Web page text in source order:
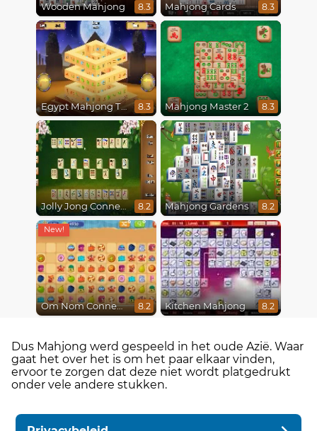
Wooden Mahjong 8.3 Mahjong Cards 8.3
Egypt Mahjong Triple Dimensions 8.3 Mahjong Master 2 8.3
Jolly Jong Connect 8.2 Mahjong Gardens 8.2
Om Nom Connect Classic 8.2 Kitchen Mahjong 8.2
Dus Mahjong werd gespeeld in het oude Azië. Waar
gaat het over het is om het paar elkaar vinden,
ervoor te zorgen dat deze niet wordt platgedrukt
onder vele andere stukken.